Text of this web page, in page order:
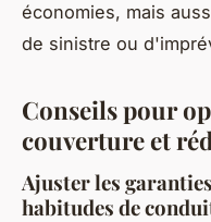
économies, mais
de sinistre ou
Conseils pour
couverture et
Ajuster les
habitudes de